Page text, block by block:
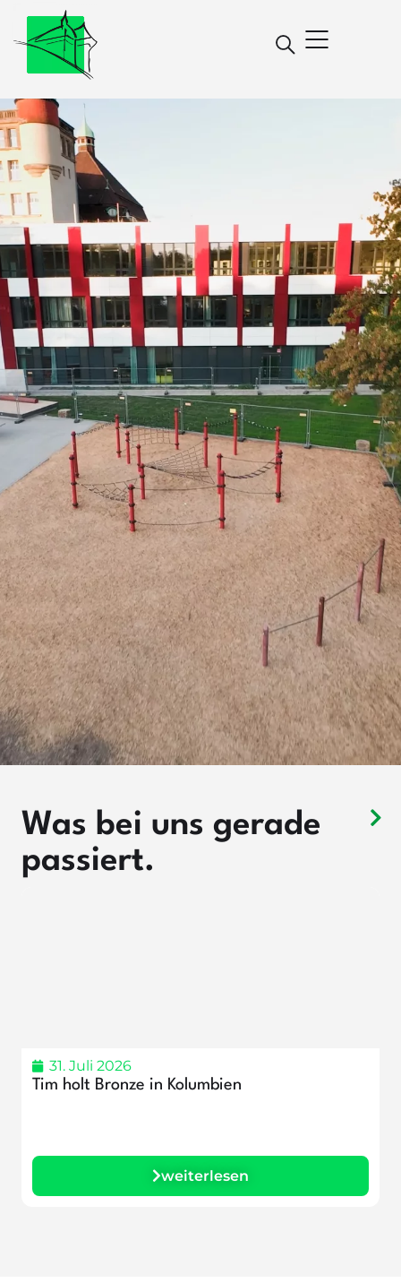
Was bei uns gerade
passiert.
31. Juli 2026
Tim holt Bronze in Kolumbien
weiterlesen